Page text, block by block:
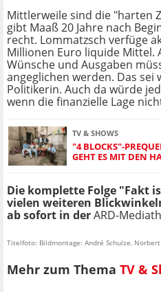
Mittlerweile sind die "harten
gibt Maaß 20 Jahre nach
recht. Lommatzsch verfüge
Millionen Euro liquide Mittel.
Wünsche und Ausgaben
angeglichen werden. Das sei
Politikerin. Auch da würde
wenn die finanzielle Lage
TV & SHOWS
"4 BLOCKS"-
GEHT ES MIT DEN
Die komplette Folge "Fakt
vielen weiteren
ab sofort in derARD-
Titelfoto: Bildmontage: André Schulze,
Mehr zum Thema TV &